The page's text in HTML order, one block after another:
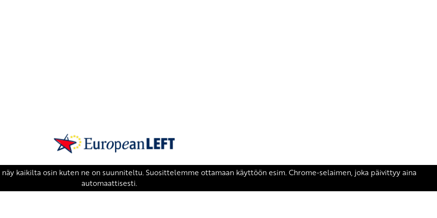
SKP on Euroopan Vasemmistopuolueen jäsen.
european-left.org
european-left.org/manifesto/